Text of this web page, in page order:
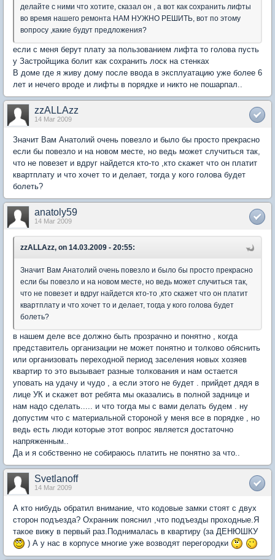
делайте с ними что хотите, сказал он , а вот как сохранить лифты
во время нашего ремонта НАМ НУЖНО РЕШИТЬ, вот по этому
вопросу ,какие будут предложения?
если с меня берут плату за пользованием лифта то голова пусть
у Застройщика болит как сохранить лоск на стенках
В доме где я живу дому после ввода в эксплуатацию уже более 6
лет и нечего вроде и лифты в порядке и никто не пошарпал..
zzALLAzz
14 Mar 2009
Значит Вам Анатолий очень повезло и было бы просто прекрасно
если бы повезло и на новом месте, но ведь может случиться так,
что не повезет и вдруг найдется кто-то ,кто скажет что он платит
квартплату и что хочет то и делает, тогда у кого голова будет
болеть?
anatoly59
14 Mar 2009
zzALLAzz, on 14.03.2009 - 20:55:
Значит Вам Анатолий очень повезло и было бы просто прекрасно
если бы повезло и на новом месте, но ведь может случиться так,
что не повезет и вдруг найдется кто-то ,кто скажет что он платит
квартплату и что хочет то и делает, тогда у кого голова будет
болеть?
в нашем деле все должно быть прозрачно и понятно , когда
представитель организации не может понятно и толково обяснить
или организовать переходной период заселения новых хозяев
квартир то это вызывает разные толкования и нам остается
уповать на удачу и чудо , а если этого не будет . прийдет дядя в
лице УК и скажет вот ребята мы оказались в полной заднице и
нам надо сделать..... и что тогда мы с вами делать будем . ну
допустим что с материальной стороной у меня все в порядке , но
ведь есть люди которые этот вопрос является достаточно
напряженным..
Да и я собственно не собираюсь платить не понятно за что..
Svetlanoff
14 Mar 2009
А кто нибудь обратил внимание, что кодовые замки стоят с двух
сторон подъезда? Охранник пояснил ,что подъезды проходные.Я
такое вижу в первый раз.Поднималась в квартиру (за ДЕНЮШКУ
) А у нас в корпусе многие уже возводят перегородки